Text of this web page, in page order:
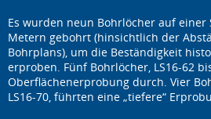
Es wurden neun Bohrlöcher auf einer
Metern gebohrt (hinsichtlich der
Bohrplans), um die Beständigkeit
erproben. Fünf Bohrlöcher, LS16-62
Oberflächenerprobung durch. Vier
LS16-70, führten eine „tiefere“